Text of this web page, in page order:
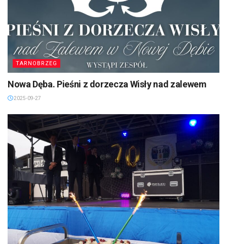
TARNOBRZEG
Nowa Dęba. Pieśni z dorzecza Wisły nad zalewem
2025-09-27